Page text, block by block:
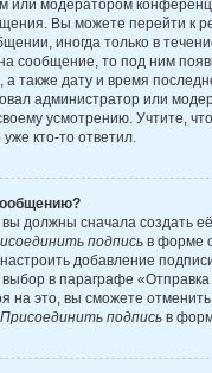
или модератором
Вы можете перейти к
иногда только в
сообщение, то под ним
а также дату и время
администратор или
усмотрению. Учтите,
кто-то ответил.
должны сначала создать
подпись в форме
добавление
в параграфе
на это, вы сможете
Присоединить подпись в